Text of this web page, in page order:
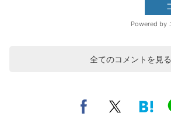
全てのコメントを見る